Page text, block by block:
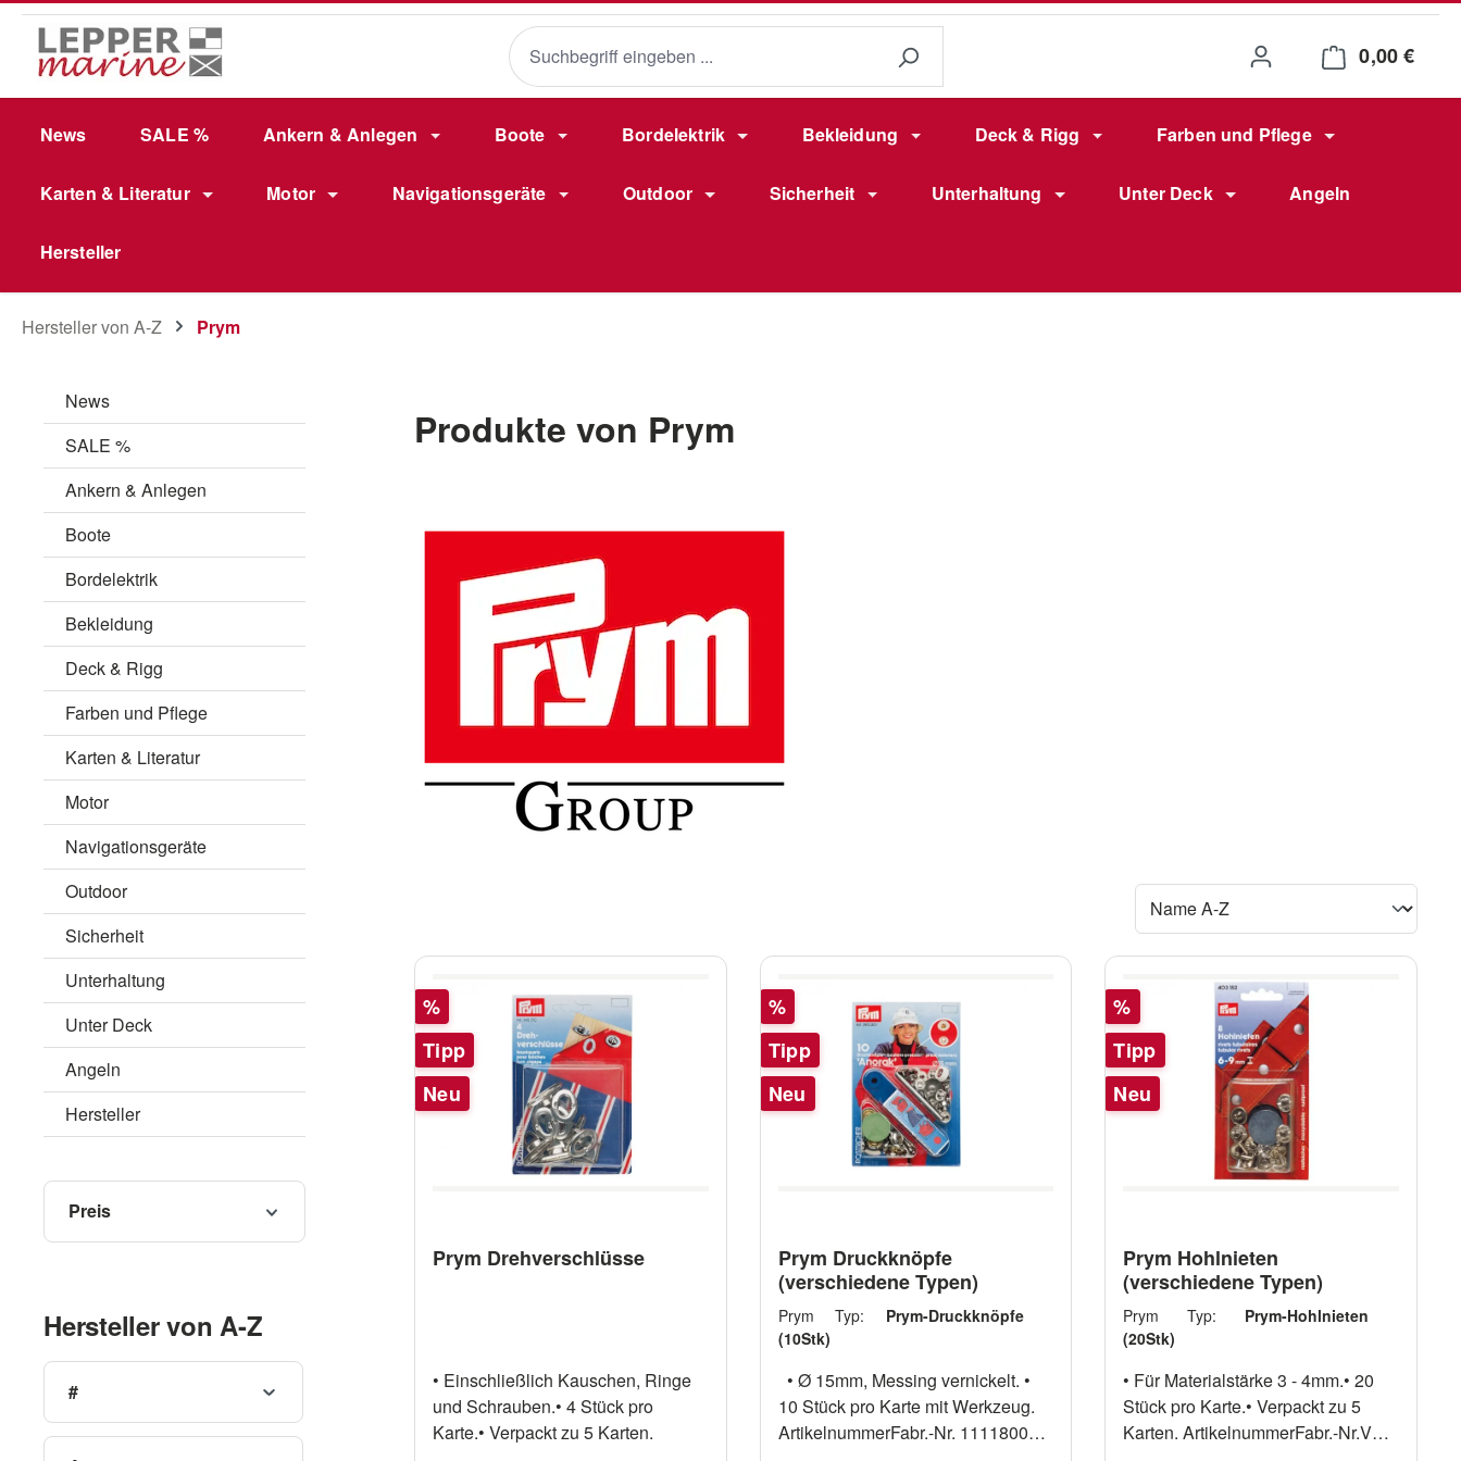
Hauptinhalt springen
Zur Suche springen
Zur Hauptnavigation springen
0,00 €
News SALE % Ankern & Anlegen Boote Bordelektrik Bekleidung Deck & Rigg Farben und Pflege
Karten & Literatur Motor Navigationsgeräte Outdoor Sicherheit Unterhaltung Unter Deck Angeln
Hersteller
Hersteller von A-Z Prym
News
SALE %
Ankern & Anlegen
Boote
Bordelektrik
Bekleidung
Deck & Rigg
Farben und Pflege
Karten & Literatur
Motor
Navigationsgeräte
Outdoor
Sicherheit
Unterhaltung
Unter Deck
Angeln
Hersteller
Preis
Hersteller von A-Z
#
Produkte von Prym
Rabatt
%
Tipp
Neu
Prym Drehverschlüsse
• Einschließlich Kauschen, Ringe
und Schrauben.• 4 Stück pro
Karte.• Verpackt zu 5 Karten.
Rabatt
%
Tipp
Neu
Prym Druckknöpfe
(verschiedene Typen)
Prym Typ: Prym-Druckknöpfe
(10Stk)
10 Stück pro Karte mit Werkzeug.
ArtikelnummerFabr.-Nr. 11118000
Rabatt
%
Tipp
Neu
Prym Hohlnieten
(verschiedene Typen)
Prym Typ: Prym-Hohlnieten
(20Stk)
• Für Materialstärke 3 - 4mm.• 20
Stück pro Karte.• Verpackt zu 5
Karten. ArtikelnummerFabr.-Nr.VE